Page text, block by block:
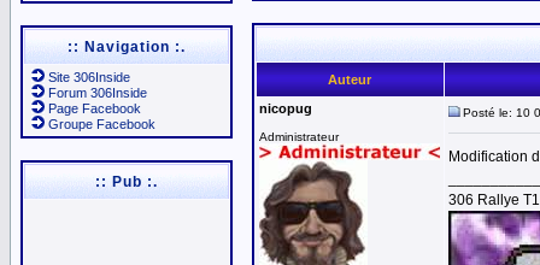
:: Navigation :.
Site 306Inside
Forum 306Inside
Page Facebook
Groupe Facebook
:: Pub :.
Auteur
nicopug
Administrateur
Posté le: 10
Modification
306 Rallye